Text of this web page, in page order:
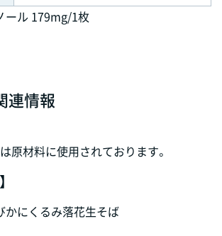
ール 179mg/1枚
連情報
原材料に使用されております。
かにくるみ落花生そば